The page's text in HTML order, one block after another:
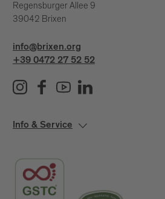
Regensburger Allee 9
39042 Brixen
info@brixen.org
+39 0472 27 52 52
Info & Service